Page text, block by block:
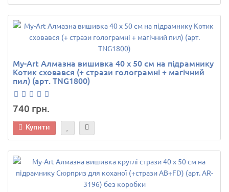
My-Art Алмазна вишивка 40 х 50 см на підрамнику
Котик сховався (+ стрази голограмні + магічний
пил) (арт. TNG1800)
740 грн.
Купити